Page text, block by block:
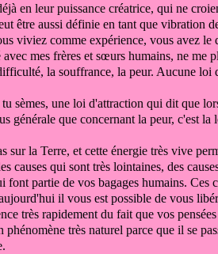
en leur puissance créatrice, qui ne
être aussi définie en tant que vibration
viviez comme expérience, vous avez le
avec mes frères et sœurs humains, ne me
la souffrance, la peur. Aucune loi
sèmes, une loi d'attraction qui dit que
générale que concernant la peur, c'est la
sur la Terre, et cette énergie très vive
causes qui sont très lointaines, des
font partie de vos bagages humains. Ces
il vous est possible de vous
très rapidement du fait que vos
phénomène très naturel parce que il se